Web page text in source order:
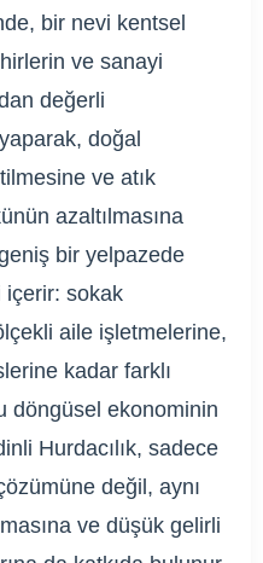
bir nevi kentsel
ve sanayi
değerli
doğal
ve atık
azaltılmasına
bir yelpazede
içerir: sokak
aile işletmelerine,
kadar farklı
döngüsel ekonominin
Hurdacılık, sadece
değil, aynı
ve düşük gelirli